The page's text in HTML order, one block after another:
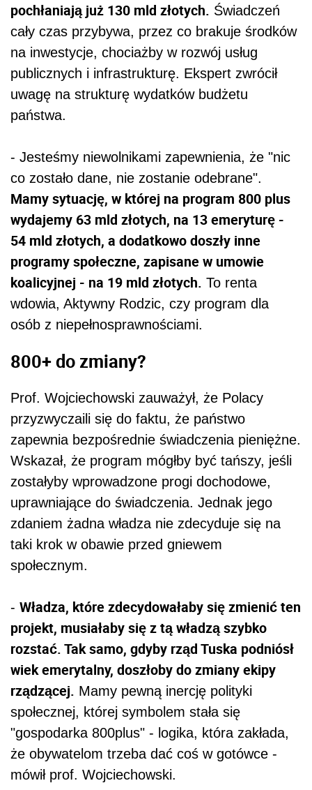
pochłaniają już 130 mld złotych. Świadczeń
cały czas przybywa, przez co brakuje środków
na inwestycje, chociażby w rozwój usług
publicznych i infrastrukturę. Ekspert zwrócił
uwagę na strukturę wydatków budżetu
państwa.
- Jesteśmy niewolnikami zapewnienia, że "nic
co zostało dane, nie zostanie odebrane".
Mamy sytuację, w której na program 800 plus
wydajemy 63 mld złotych, na 13 emeryturę -
54 mld złotych, a dodatkowo doszły inne
programy społeczne, zapisane w umowie
koalicyjnej - na 19 mld złotych. To renta
wdowia, Aktywny Rodzic, czy program dla
osób z niepełnosprawnościami.
800+ do zmiany?
Prof. Wojciechowski zauważył, że Polacy
przyzwyczaili się do faktu, że państwo
zapewnia bezpośrednie świadczenia pieniężne.
Wskazał, że program mógłby być tańszy, jeśli
zostałyby wprowadzone progi dochodowe,
uprawniające do świadczenia. Jednak jego
zdaniem żadna władza nie zdecyduje się na
taki krok w obawie przed gniewem
społecznym.
- Władza, które zdecydowałaby się zmienić ten
projekt, musiałaby się z tą władzą szybko
rozstać. Tak samo, gdyby rząd Tuska podniósł
wiek emerytalny, doszłoby do zmiany ekipy
rządzącej. Mamy pewną inercję polityki
społecznej, której symbolem stała się
"gospodarka 800plus" - logika, która zakłada,
że obywatelom trzeba dać coś w gotówce -
mówił prof. Wojciechowski.